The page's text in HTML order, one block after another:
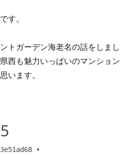
す。
トガーデン海老名の話をしまし
西も魅力いっぱいのマンション
います。
老名とセントガーデン海老名